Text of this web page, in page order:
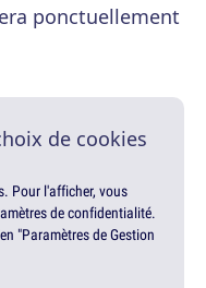
ponctuellement
de cookies
Pour l'afficher, vous
de confidentialité.
"Paramètres de Gestion